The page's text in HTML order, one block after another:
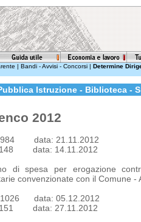
| Bandi - Avvisi - Concorsi | Determine
Istruzione - Biblioteca -
2012
data: 21.11.2012
data: 14.11.2012
di spesa per erogazione
convenzionate con il Comune -
data: 05.12.2012
data: 27.11.2012